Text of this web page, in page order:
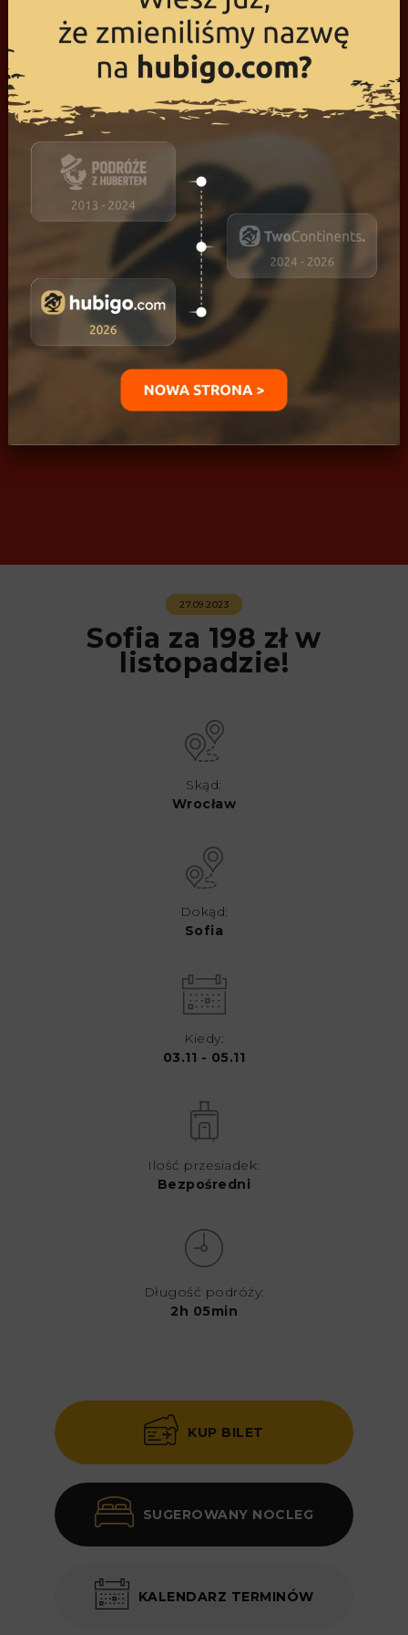
27.09.2023
Sofia za 198 zł w
listopadzie!
Skąd:
Wrocław
Dokąd:
Sofia
Kiedy:
03.11 - 05.11
Ilość przesiadek:
Bezpośredni
Długość podróży:
2h 05min
KUP BILET
SUGEROWANY NOCLEG
KALENDARZ TERMINÓW